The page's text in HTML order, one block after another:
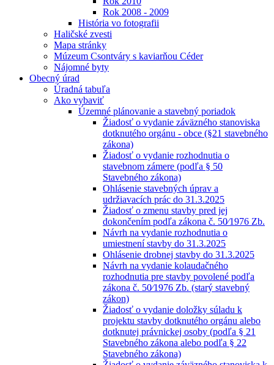
Rok 2008 - 2009
História vo fotografii
Haličské zvesti
Mapa stránky
Múzeum Csontváry s kaviarňou Céder
Nájomné byty
Obecný úrad
Úradná tabuľa
Ako vybaviť
Územné plánovanie a stavebný poriadok
Žiadosť o vydanie záväzného stanoviska
dotknutého orgánu - obce (§21 stavebného
zákona)
Žiadosť o vydanie rozhodnutia o
stavebnom zámere (podľa § 50
Stavebného zákona)
Ohlásenie stavebných úprav a
udržiavacích prác do 31.3.2025
Žiadosť o zmenu stavby pred jej
dokončením podľa zákona č. 50⁄1976 Zb.
Návrh na vydanie rozhodnutia o
umiestnení stavby do 31.3.2025
Ohlásenie drobnej stavby do 31.3.2025
Návrh na vydanie kolaudačného
rozhodnutia pre stavby povolené podľa
zákona č. 50⁄1976 Zb. (starý stavebný
zákon)
Žiadosť o vydanie doložky súladu k
projektu stavby dotknutého orgánu alebo
dotknutej právnickej osoby (podľa § 21
Stavebného zákona alebo podľa § 22
Stavebného zákona)